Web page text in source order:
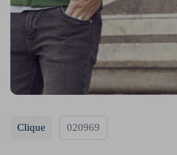
Clique 020969